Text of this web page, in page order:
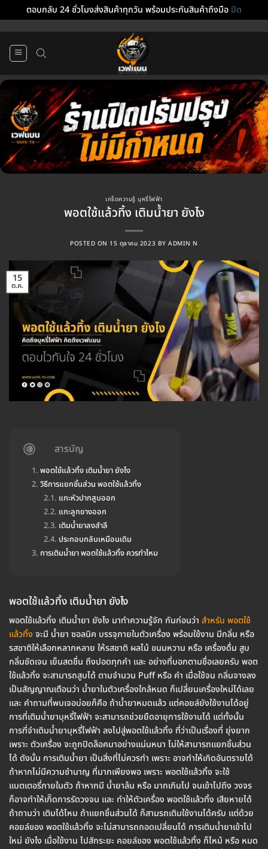
ตอบกลับ 24 ชั่วโมงส่งสินค้าทุกวัน พร้อมประกันสินค้าถึงมือปิด
เกร็ดความรู้ บุหรี่ไฟฟ้า
พอตใช้แล้วทิ้ง เติมน้ำยา ยังไง
POSTED ON 15 ตุลาคม 2023 BYADMIN N
15
ต.ค.
สารบัญ
พอตใช้แล้วทิ้ง เติมน้ำยา ยังไง
วิธีการแยกชิ้นส่วน พอตใช้แล้วทิ้ง
แกะหัวปากสูบออก
แกะลูกยางออก
เติมน้ำยาลงสำลี
ประกอบกลับเหมือนเดิม
การเติมน้ำยา พอตใช้แล้วทิ้ง ควรทำไหม
พอตใช้แล้วทิ้ง เติมน้ำยา ยังไง
พอตใช้แล้วทิ้ง เติมน้ำยา ยังไง มาทำความรู้จัก กันก่อนว่า สำหรับ พอตใช้
แล้วทิ้งจะมี น้ำยา ซอลนิค บรรจุภายในตัวเครื่อง พร้อมใช้งาน มีกลิ่น หรือ
รสชาติให้เลือกหลากหลาย ให้รสชาติ ผลไม้ ขนมหวาน หรือ เครื่องดื่ม สูบ
กลิ่นชัดเจน เย็นสดชื่น ถึงปอดทุกคำ และ อย่างที่บอกตามชื่อเลยครับ พอต
ใช้แล้วทิ้ง จะสามารถสูบได้ ตามจำนวน Puff หรือ คำ เมื่อใช้จน กลิ่นจางลง
เป็นสัญญาณเตือนว่า น้ำยาในตัวเครื่องใกล้หมด ก็เปลี่ยนเครื่องใหม่ได้เลย
และ คำถามที่พบเจอบ่อยก็คือ ถ้าน้ำยาหมดแล้ว แต่คอยล์ยังใช้งานได้อยู่
การที่เติมน้ำยาบุหรี่ไฟฟ้า จะสามารถช่วยยืดอายุการใช้งานได้ แต่ทั้งนั้น
การที่จำเติมน้ำยาบุหรี่ไฟฟ้า ลงไปสู่พอตใช้แล้วทิ้ง ที่ว่าเป็นเรื่องที่ ยุ่งยาก
เพราะ ตัวเครื่อง จะถูกปิดล็อคมาอย่างแน่นหนา ไม่ให้สามารถแยกชิ้นส่วน
ได้ ดังนั้น การเติมน้ำยา เป็นสิ่งที่ไม่ควรทำ เพราะ อาจทำให้เกิดอันตรายได้
ถ้าหากไม่มีความชำนาญ ที่มากเพียงพอ เพราะ พอตใช้แล้วทิ้ง จะใช้
แบตเตอรี่ภายในตัว ถ้าหากมี น้ำยาล้น หรือ มากเกินไป จนเข้าไปถึง วงจร
ก็อาจทำให้เกิิดการรัดวงจน และ ทำให้ตัวเครื่อง พอตใช้แล้วทิ้ง เสียหายได้
ถ้าถามว่า เติมได้ไหม ถ้าแยกชิ้นส่วนได้ ก็สามรถเติมใช้งานได้ครับ แต่ด้วย
คอยล์ของ พอตใช้แล้วทิ้ง จะไม่สามารถถอดเปลี่ยนได้ การเติมน้ำยาเข้าไป
ใหม่ ยังไง เมื่อใช้งาน ไปสักระยะ คอยล์ของ พอตใช้แล้วทิ้ง ก็ไหม้ หรือ หมด